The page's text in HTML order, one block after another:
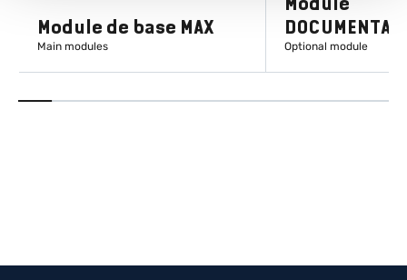
Module de base MAX
Main modules Optional module